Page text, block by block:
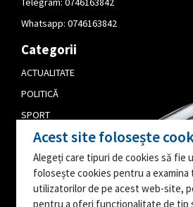
Whatsapp: 0746163842
Categorii
ACTUALITATE
POLITICĂ
SPORT
CULTURĂ
PUBLICITATE
EDITORIAL
Acest site folosește
Alegeți care tipuri de cookies să fie
folosește cookies pentru a
utilizatorilor de pe acest web-site,
pentru a oferi funcționalitate de tip